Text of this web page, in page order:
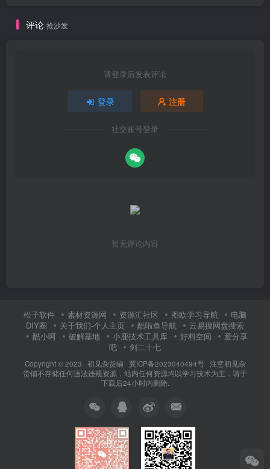
评论 抢沙发
请登录后发表评论
登录 注册
社交账号登录
暂无评论内容
松子软件 素材资源网 资源汇社区 图欧学习导航
电脑
DIY圈
关于我们-个人主页 酷啦鱼导航
云易搜网盘搜索
酷小呵
破解基地 小鹿技术工具库 好料空间
爱分享
吧
剑二十七
Copyright © 2023 · 初见杂货铺· 冀ICP备2023040494号 注意初见杂
货铺不存储任何违法违规资源，站内任何资源均以学习技术为主，请于
下载后24小时内删除.